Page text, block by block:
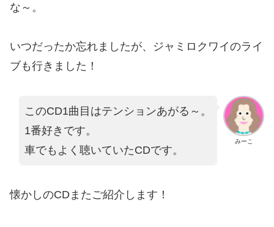
な～。
いつだったか忘れましたが、ジャミロクワイのライ
ブも行きました！
みーこ
このCD1曲目はテンションあがる～。
1番好きです。
車でもよく聴いていたCDです。
懐かしのCDまたご紹介します！